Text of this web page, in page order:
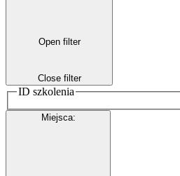
Open filter
Close filter
ID szkolenia
Miejsca: